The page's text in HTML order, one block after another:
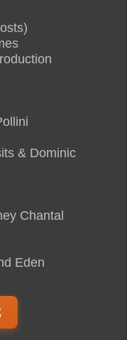
& Dominic
Chantal
Eden